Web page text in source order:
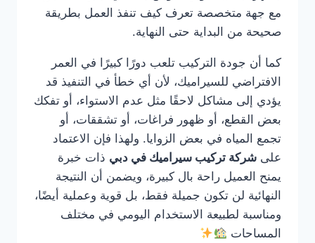
مع جهة متخصصة تعرف كيف تنفذ العمل بطريقة
صحيحة من البداية حتى النهاية.
كما أن جودة التركيب تلعب دورًا كبيرًا في العمر
الافتراضي للسيراميك، لأن أي خطأ في التنفيذ قد
يؤدي إلى مشاكل لاحقًا مثل عدم الاستواء، أو تفكك
بعض القطع، أو ظهور فراغات، أو تشققات، أو
تجمع المياه في بعض الزوايا. ولهذا فإن الاعتماد
على شركة تركيب سيراميك في دبي ذات خبرة
يمنح العميل راحة بال كبيرة، ويضمن أن النتيجة
النهائية لن تكون جميلة فقط، بل قوية وعملية أيضًا،
ومناسبة لطبيعة الاستخدام اليومي في مختلف
المساحات